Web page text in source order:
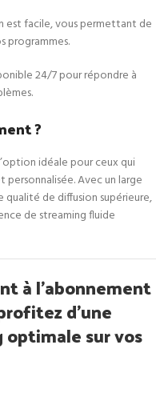
est facile, vous permettant de
programmes.
24/7 pour répondre à
?
idéale pour ceux qui
Avec un large
qualité de diffusion supérieure,
de streaming fluide
à l’abonnement
d’une
sur vos